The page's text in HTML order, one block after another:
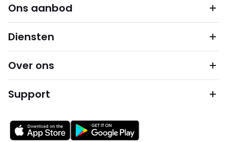
Ons aanbod
Diensten
Over ons
Support